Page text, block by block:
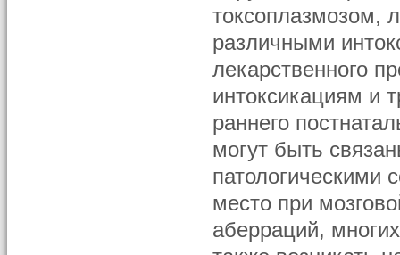
токсоплазмозом,
различными
лекарственного
интоксикациям и
раннего
могут быть
патологическими
место при
аберраций,